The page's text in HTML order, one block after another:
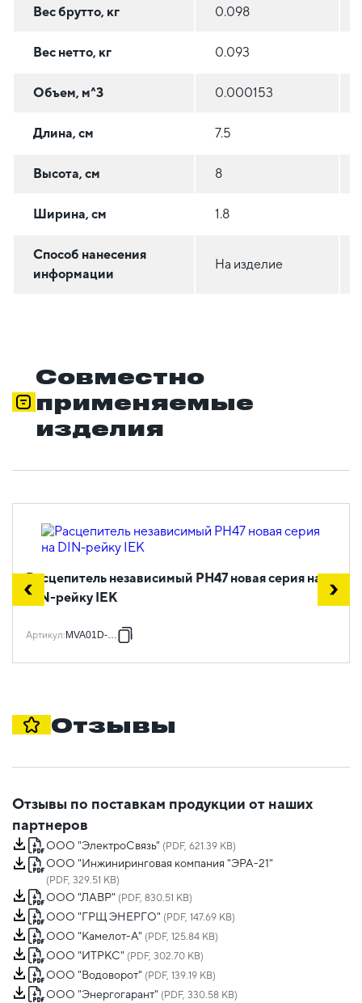
Вес брутто, кг 0.098
Вес нетто, кг 0.093
Объем, м^3 0.000153
Длина, см 7.5
Высота, см 8
Ширина, см 1.8
Способ нанесения
информации
На изделие
Совместно
применяемые
изделия
Расцепитель независимый РН47 новая серия на
DIN-рейку IEK
Артикул:MVA01D-RN
Отзывы
Отзывы по поставкам продукции от наших
партнеров
ООО "ЭлектроСвязь" (PDF, 621.39 KB)
ООО "Инжиниринговая компания "ЭРА-21"
(PDF, 329.51 KB)
ООО "ЛАВР" (PDF, 830.51 KB)
ООО "ГРЩ ЭНЕРГО" (PDF, 147.69 KB)
ООО "Камелот-А" (PDF, 125.84 KB)
ООО "ИТРКС" (PDF, 302.70 KB)
ООО "Водоворот" (PDF, 139.19 KB)
ООО "Энергогарант" (PDF, 330.58 KB)